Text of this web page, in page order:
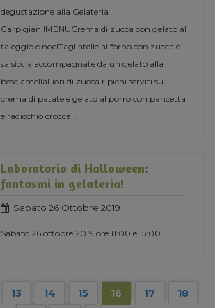
degustazione alla Gelateria
Carpigiani!MENUCrema di zucca con gelato al
taleggio e nociTagliatelle al forno con zucca e
salsiccia accompagnate da un gelato alla
besciamellaFiori di zucca ripieni serviti su
crema di patate e gelato al porro con pancetta
e radicchio crocca
Laboratorio di Halloween:
fantasmi in gelateria!
Sabato 26 Ottobre 2019
Sabato 26 ottobre 2019 ore 11:00 e 15:00
13 14 15 16 17
18